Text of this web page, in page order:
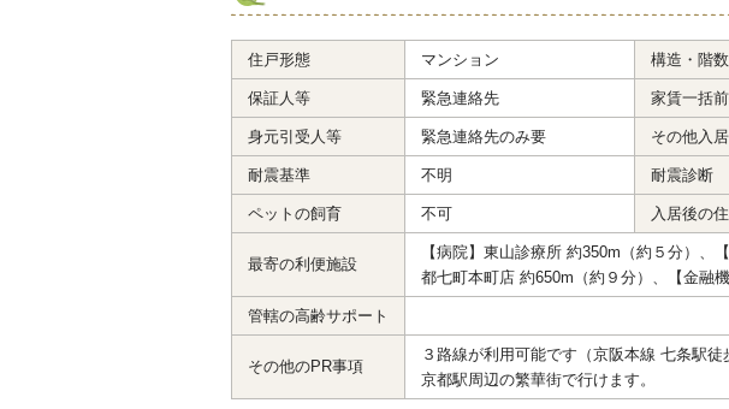
住戸形態 マンション 構造・階数
保証人等 緊急連絡先 家賃一括
身元引受人等 緊急連絡先のみ要 その他入
耐震基準 不明 耐震診断
ペットの飼育 不可 入居後の
最寄の利便施設
【病院】東山診療所 約350m（約５分）
都七町本町店 約650m（約９分）、【金融
管轄の高齢サポート
その他のPR事項
３路線が利用可能です（京阪本線 七条駅
京都駅周辺の繁華街で行けます。